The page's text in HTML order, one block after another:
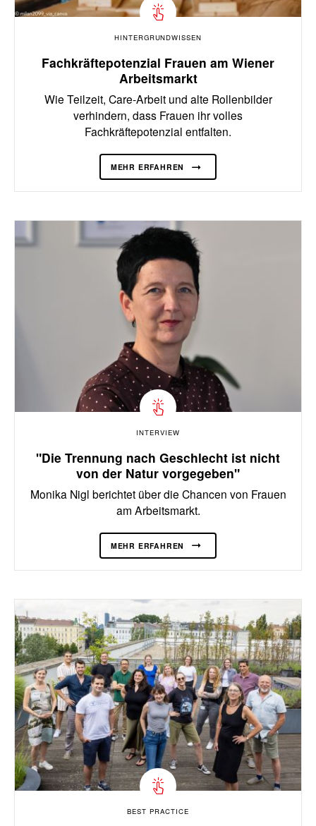
HINTERGRUNDWISSEN
Fachkräftepotenzial Frauen am Wiener
Arbeitsmarkt
Wie Teilzeit, Care-Arbeit und alte Rollenbilder
verhindern, dass Frauen ihr volles
Fachkräftepotenzial entfalten.
MEHR ERFAHREN
INTERVIEW
"Die Trennung nach Geschlecht ist nicht
von der Natur vorgegeben"
Monika Nigl berichtet über die Chancen von Frauen
am Arbeitsmarkt.
MEHR ERFAHREN
BEST PRACTICE